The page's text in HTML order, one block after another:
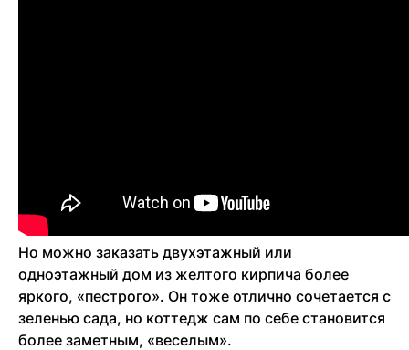
Но можно заказать двухэтажный или
одноэтажный дом из желтого кирпича более
яркого, «пестрого». Он тоже отлично сочетается с
зеленью сада, но коттедж сам по себе становится
более заметным, «веселым».